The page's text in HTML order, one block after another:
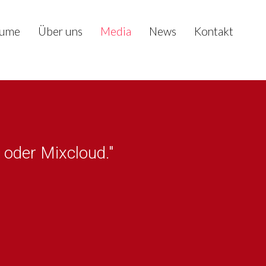
Über uns Media News Kontakt
Mixcloud."